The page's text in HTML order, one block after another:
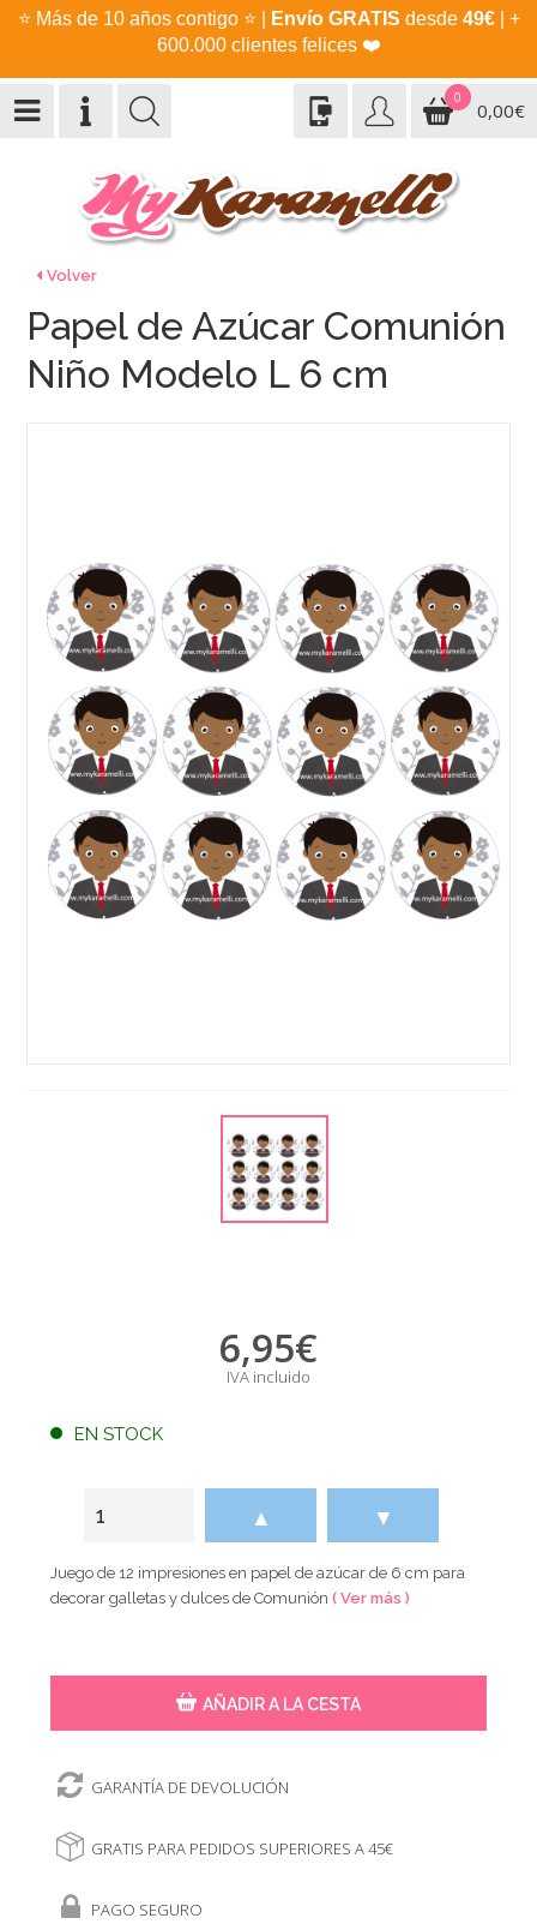
⭐ Más de 10 años contigo ⭐ Envío GRATIS desde 49€| +
600.000 clientes felices ❤️
0
0,00€
Volver
Papel de Azúcar Comunión
Niño Modelo L 6 cm
6,95€
IVA incluido
EN STOCK
▲ ▼
Juego de 12 impresiones en papel de azúcar de 6 cm para
decorar galletas y dulces de Comunión( Ver más )
AÑADIR A LA CESTA
GARANTÍA DE DEVOLUCIÓN
GRATIS PARA PEDIDOS SUPERIORES A 45€
PAGO SEGURO